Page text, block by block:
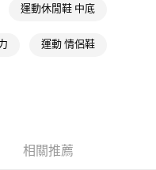
運動休閒鞋 中底
運動 情侶鞋
相關推薦